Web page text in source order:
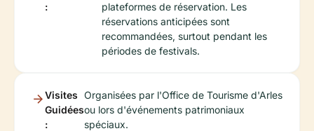
:
plateformes de réservation. Les
réservations anticipées sont
recommandées, surtout pendant les
périodes de festivals.
Visites
Guidées
:
Organisées par l'Office de Tourisme d'Arles
ou lors d'événements patrimoniaux
spéciaux.